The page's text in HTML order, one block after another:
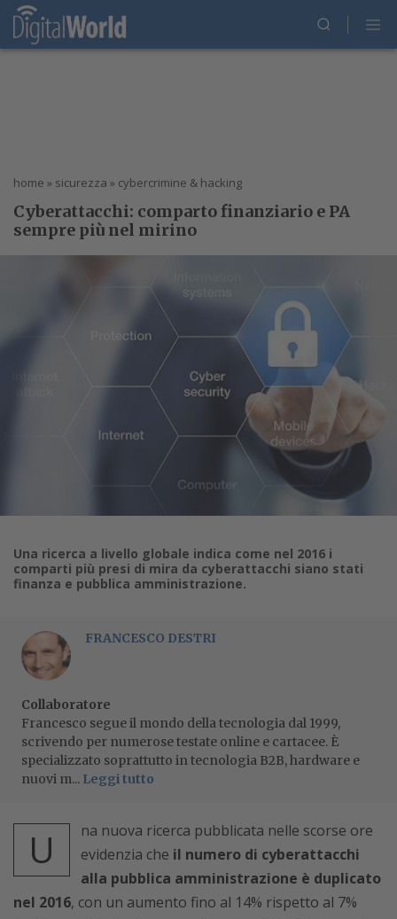
home » sicurezza » cybercrimine & hacking
Cyberattacchi: comparto finanziario e PA
sempre più nel mirino
Una ricerca a livello globale indica come nel 2016 i
comparti più presi di mira da cyberattacchi siano stati
finanza e pubblica amministrazione.
FRANCESCO DESTRI
Collaboratore
Francesco segue il mondo della tecnologia dal 1999,
scrivendo per numerose testate online e cartacee. È
specializzato soprattutto in tecnologia B2B, hardware e
nuovi m... Leggi tutto
U
na nuova ricerca pubblicata nelle scorse ore
evidenzia che il numero di cyberattacchi
alla pubblica amministrazione è duplicato
nel 2016, con un aumento fino al 14% rispetto al 7%